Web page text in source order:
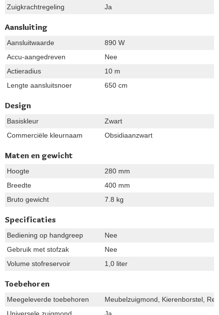
Zuigkrachtregeling
Ja
Aansluiting
Aansluitwaarde
890 W
Accu-aangedreven
Nee
Actieradius
10 m
Lengte aansluitsnoer
650 cm
Design
Basiskleur
Zwart
Commerciële kleurnaam
Obsidiaanzwart
Maten en gewicht
Hoogte
280 mm
Breedte
400 mm
Bruto gewicht
7.8 kg
Specificaties
Bediening op handgreep
Nee
Gebruik met stofzak
Nee
Volume stofreservoir
1,0 liter
Toebehoren
Meegeleverde toebehoren
Meubelzuigmond, Kierenborstel,
Universele zuigmond
Ja